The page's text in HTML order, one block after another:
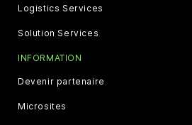
Logistics Services
Solution Services
INFORMATION
Devenir partenaire
Microsites